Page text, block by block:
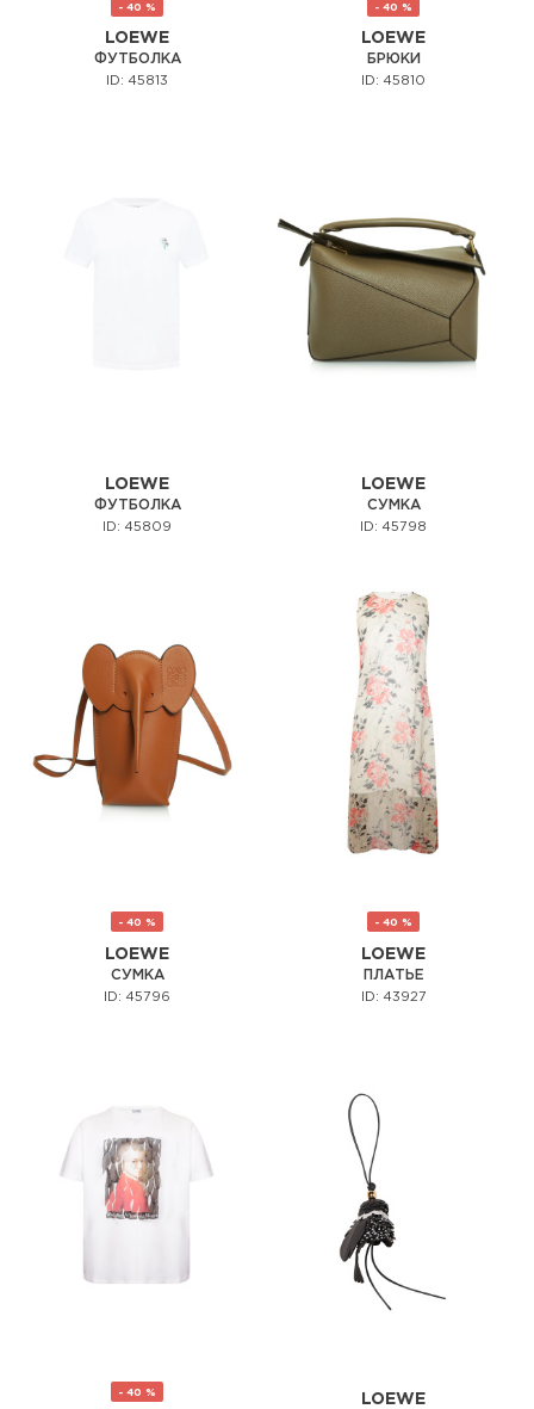
- 40 %
LOEWE
ФУТБОЛКА
ID: 45813
- 40 %
LOEWE
БРЮКИ
ID: 45810
LOEWE
ФУТБОЛКА
ID: 45809
LOEWE
СУМКА
ID: 45798
- 40 %
LOEWE
СУМКА
ID: 45796
- 40 %
LOEWE
ПЛАТЬЕ
ID: 43927
- 40 %
LOEWE